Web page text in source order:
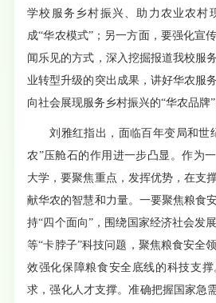
学校服务乡村振兴、助力农业农村
成“华农模式”；另一方面，要强化宣
闻乐见的方式，深入挖掘报道我校服
业转型升级的突出成果，讲好华农服
向社会展现服务乡村振兴的“华农品牌”
刘雅红指出，面临百年变局和世
农”压舱石的作用进一步凸显。作为
大学，要聚焦重点，发挥优势，在支
献华农的智慧和力量。一要聚焦粮食
持“四个面向”，围绕国家经济社会发
等“卡脖子”科技问题，聚焦粮食安全
效强化保障粮食安全底线的科技支
求，强化人才支撑。准确把握国家急